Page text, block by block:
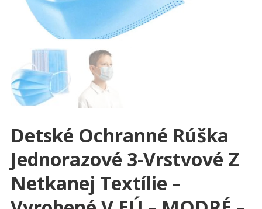
Detské Ochranné Rúška
Jednorazové 3-Vrstvové Z
Netkanej Textílie –